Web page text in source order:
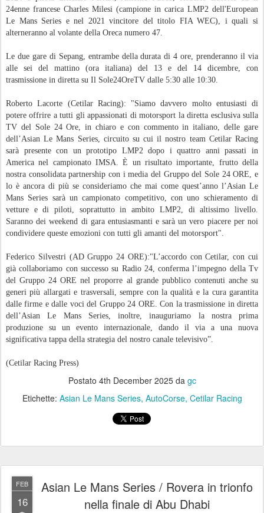
24enne francese Charles Milesi (campione in carica LMP2 dell'European
Le Mans Series e nel 2021 vincitore del titolo FIA WEC), i quali si
alterneranno al volante della Oreca numero 47.
Le due gare di Sepang, entrambe della durata di 4 ore, prenderanno il via
alle sei del mattino (ora italiana) del 13 e del 14 dicembre, con
trasmissione in diretta su Il Sole24OreTV dalle 5:30 alle 10:30.
Roberto Lacorte (Cetilar Racing): "Siamo davvero molto entusiasti di
potere offrire a tutti gli appassionati di motorsport la diretta esclusiva sulla
TV del Sole 24 Ore, in chiaro e con commento in italiano, delle gare
dell’Asian Le Mans Series, circuito su cui il nostro team Cetilar Racing
sarà presente con un prototipo LMP2 dopo i quattro anni passati in
America nel campionato IMSA. È un risultato importante, frutto della
nostra consolidata partnership con i media del Gruppo del Sole 24 ORE, e
lo è ancora di più se consideriamo che mai come quest’anno l’Asian Le
Mans Series sarà un campionato competitivo, con uno schieramento di
vetture e di piloti, soprattutto in ambito LMP2, di altissimo livello.
Saranno dei weekend di gara entusiasmanti e sarà un vero piacere per noi
condividere queste emozioni con tutti gli amanti del motorsport".
Federico Silvestri (AD Gruppo 24 ORE):"L’accordo con Cetilar, con cui
già collaboriamo con successo su Radio 24, conferma l’impegno della Tv
del Gruppo 24 ORE nel proporre al grande pubblico contenuti anche su
generi più allargati e trasversali, sempre con la qualità e la cura garantita
dalle firme e dalle voci del Gruppo 24 ORE. Con la trasmissione in diretta
dell’Asian Le Mans Series, inoltre, inauguriamo la nostra prima
produzione su un evento internazionale, dando il via a una nuova
significativa tappa della strategia del nostro canale televisivo”.
(Cetilar Racing Press)
Postato 4th December 2025da gc
Etichette: Asian Le Mans Series AutoCorse Cetilar Racing
FEB
16
Asian Le Mans Series / Rovera in trionfo
nella finale di Abu Dhabi